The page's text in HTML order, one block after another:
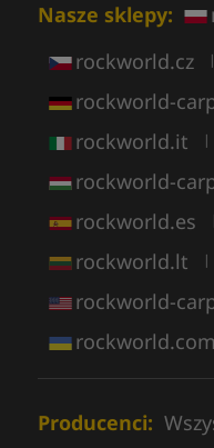
Nasze sklepy:
rockworld.cz |
rockworld-
rockworld.it |
rockworld-
rockworld.es
rockworld.lt |
rockworld-
Producenci: